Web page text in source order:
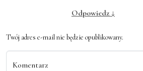
Odpowiedz ↓
Twój adres e-mail nie będzie opublikowany.
Komentarz